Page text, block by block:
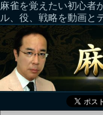
麻雀を覚えたい初心者
ル、役、戦略を動画と